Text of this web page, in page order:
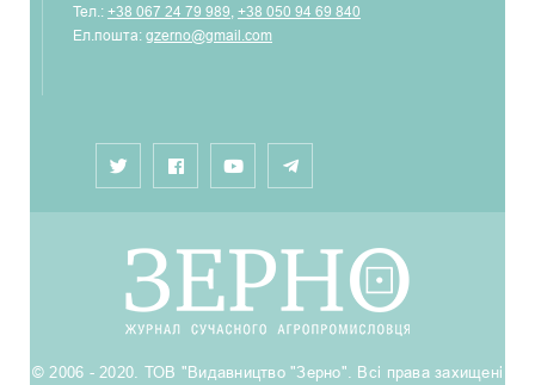
Тел.: +38 067 24 79 989, +38 050 94 69 840
Ел.пошта: gzerno@gmail.com
© 2006 - 2020. ТОВ "Видавництво "Зерно". Всі права захищені